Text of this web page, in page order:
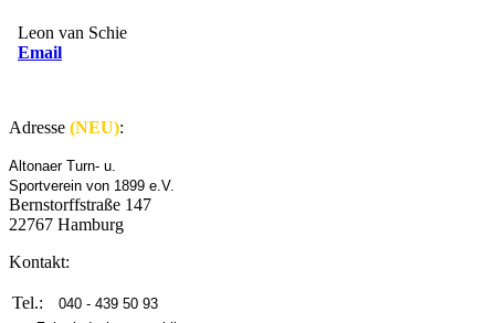
Leon van Schie
Email
Adresse (NEU):
Altonaer Turn- u.
Sportverein von 1899 e.V.
Bernstorffstraße 147
22767 Hamburg
Kontakt:
Tel.:
040 - 439 50 93